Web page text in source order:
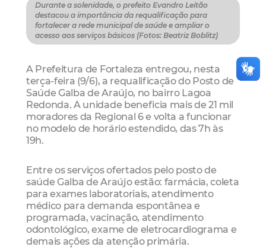
Durante a solenidade, o prefeito Evandro Leitão
destacou a importância da requalificação para
fortalecer a rede municipal de saúde e ampliar o
acesso aos serviços básicos (Fotos: Beatriz Boblitz)
A Prefeitura de Fortaleza entregou, nesta
terça-feira (9/6), a requalificação do Posto de
Saúde Galba de Araújo, no bairro Lagoa
Redonda. A unidade beneficia mais de 21 mil
moradores da Regional 6 e volta a funcionar
no modelo de horário estendido, das 7h às
19h.
Entre os serviços ofertados pelo posto de
saúde Galba de Araújo estão: farmácia, coleta
para exames laboratoriais, atendimento
médico para demanda espontânea e
programada, vacinação, atendimento
odontológico, exame de eletrocardiograma e
demais ações da atenção primária.